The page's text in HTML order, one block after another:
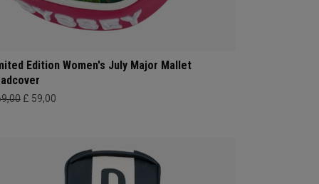
Edition Women's July Major Mallet
£ 59,00